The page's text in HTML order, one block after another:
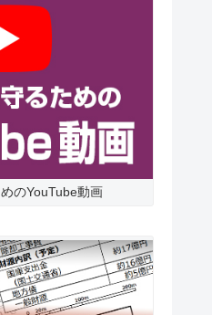
のYouTube動画